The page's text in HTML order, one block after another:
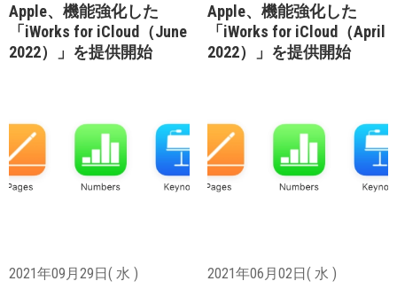
Apple、機能強化した
「iWorks for iCloud（June
2022）」を提供開始
Apple、機能強化した
「iWorks for iCloud（April
2022）」を提供開始
2021年09月29日( 水 ) 2021年06月02日( 水 )